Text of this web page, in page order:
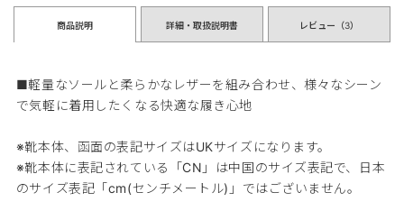
商品説明 詳細・取扱説明書 レビュー（3）
■軽量なソールと柔らかなレザーを組み合わせ、様々なシーン
で気軽に着用したくなる快適な履き心地
※靴本体、函面の表記サイズはUKサイズになります。
※靴本体に表記されている「CN」は中国のサイズ表記で、日本
のサイズ表記「cm(センチメートル)」ではございません。